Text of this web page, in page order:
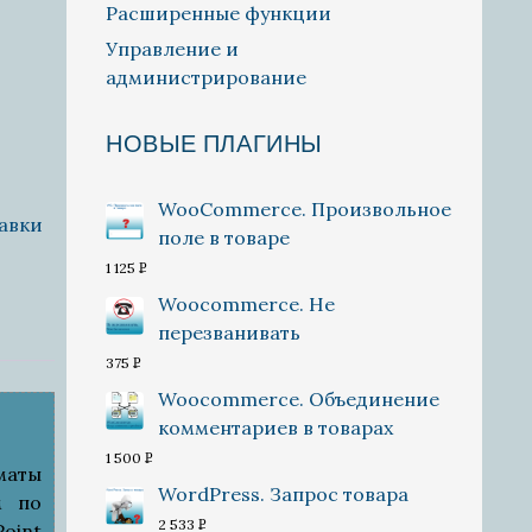
по
Расширенные функции
Управление и
администрирование
НОВЫЕ ПЛАГИНЫ
WooCommerce. Произвольное
поле в товаре
1 125 P
Woocommerce. Не
перезванивать
375 P
Woocommerce. Объединение
комментариев в товарах
1 500 P
WordPress. Запрос товара
2 533 P